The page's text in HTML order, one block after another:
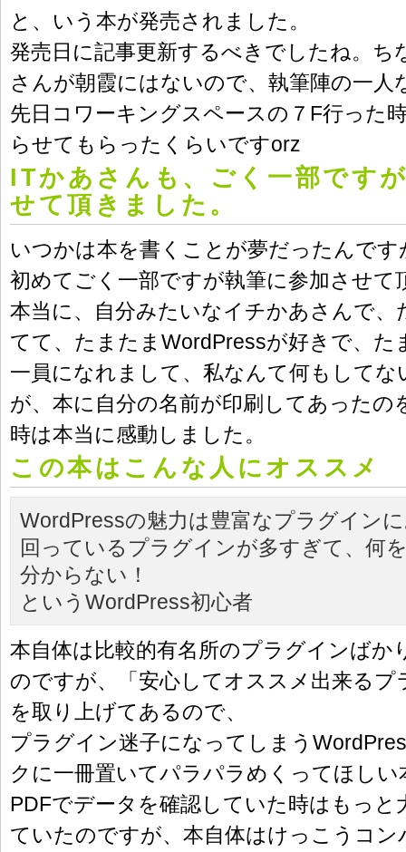
と、いう本が発売されました。
発売日に記事更新するべきでしたね。
さんが朝霞にはないので、執筆陣の一
先日コワーキングスペースの７F行った
らせてもらったくらいですorz
ITかあさんも、ごく一部です
せて頂きました。
いつかは本を書くことが夢だったんです
初めてごく一部ですが執筆に参加させて
本当に、自分みたいなイチかあさんで、
てて、たまたまWordPressが好きで、た
一員になれまして、私なんて何もして
が、本に自分の名前が印刷してあったの
時は本当に感動しました。
この本はこんな人にオススメ
WordPressの魅力は豊富なプラグイン
回っているプラグインが多すぎて、何
分からない！
というWordPress初心者
本自体は比較的有名所のプラグインばか
のですが、「安心してオススメ出来るプ
を取り上げてあるので、
プラグイン迷子になってしまう
クに一冊置いてパラパラめくってほしい
PDFでデータを確認していた時はもっと
ていたのですが、本自体はけっこうコン